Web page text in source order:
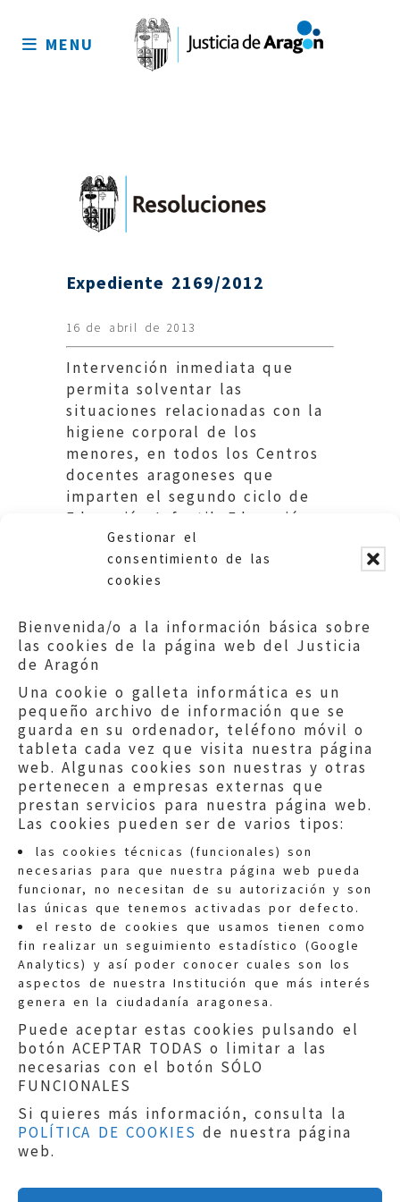
Gestionar el
consentimiento de las
cookies
Bienvenida/o a la información básica sobre
las cookies de la página web del Justicia
de Aragón
Una cookie o galleta informática es un
pequeño archivo de información que se
guarda en su ordenador, teléfono móvil o
tableta cada vez que visita nuestra página
web. Algunas cookies son nuestras y otras
pertenecen a empresas externas que
prestan servicios para nuestra página web.
Las cookies pueden ser de varios tipos:
las cookies técnicas (funcionales) son
necesarias para que nuestra página web pueda
funcionar, no necesitan de su autorización y son
las únicas que tenemos activadas por defecto.
el resto de cookies que usamos tienen como
fin realizar un seguimiento estadístico (Google
Analytics) y así poder conocer cuales son los
aspectos de nuestra Institución que más interés
genera en la ciudadanía aragonesa.
Puede aceptar estas cookies pulsando el
botón ACEPTAR TODAS o limitar a las
necesarias con el botón SÓLO
FUNCIONALES
Si quieres más información, consulta la
POLÍTICA DE COOKIES de nuestra página
web.
sitio
MENU
Expediente 2169/2012
16 de abril de 2013
Intervención inmediata que
permita solventar las
situaciones relacionadas con la
higiene corporal de los
menores, en todos los Centros
docentes aragoneses que
imparten el segundo ciclo de
Educación Infantil. Educación.
Quejas:quejas@eljusticiadearagon.es
Información general:
informacion@eljusticiadearagon.es
Teléfonos:900 210 210/
Aviso legal|Política de privacidad|
Protección de Datos